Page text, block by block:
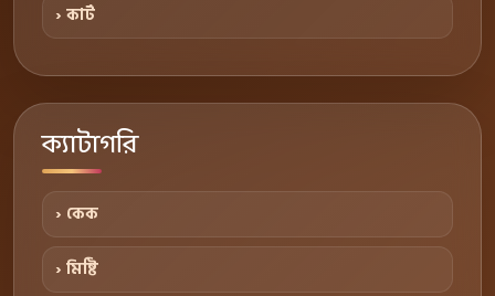
› কার্ট
ক্যাটাগরি
› কেক
› মিষ্টি